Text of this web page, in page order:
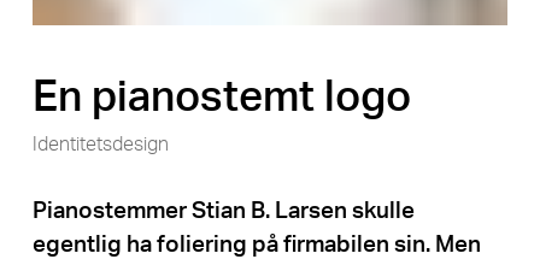
En pianostemt logo
Identitetsdesign
Pianostemmer Stian B. Larsen skulle
egentlig ha foliering på firmabilen sin. Men